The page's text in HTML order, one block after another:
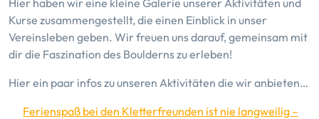
Hier haben wir eine kleine Galerie unserer Aktivitäten und
Kurse zusammengestellt, die einen Einblick in unser
Vereinsleben geben. Wir freuen uns darauf, gemeinsam mit
dir die Faszination des Boulderns zu erleben!
Hier ein paar infos zu unseren Aktivitäten die wir anbieten…
Ferienspaß bei den Kletterfreunden ist nie langweilig –